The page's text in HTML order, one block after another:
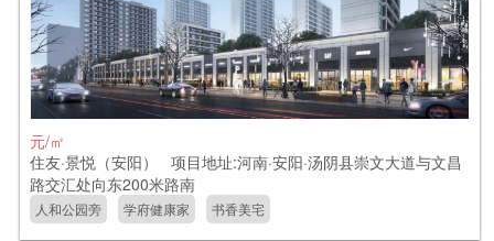
元/㎡
住友·景悦（安阳） 项目地址:河南·安阳·汤阴县崇文大道与文昌
路交汇处向东200米路南
人和公园旁 学府健康家 书香美宅